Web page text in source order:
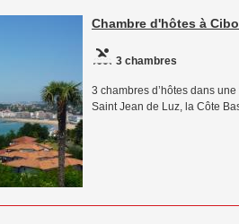
Chambre d'hôtes à
3 chambres
3 chambres d’hôtes dans
Saint Jean de Luz, la Côte